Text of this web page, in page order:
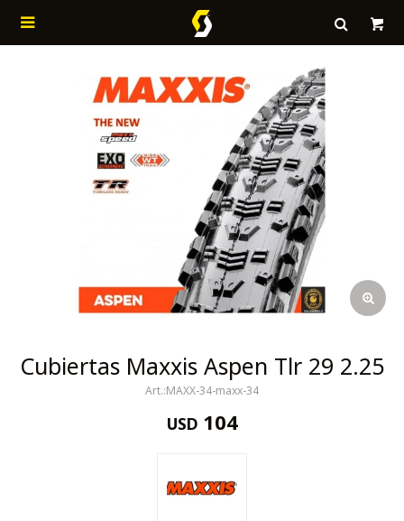

Cubiertas Maxxis Aspen Tlr 29 2.25
MAXX-34-maxx-34
USD 104